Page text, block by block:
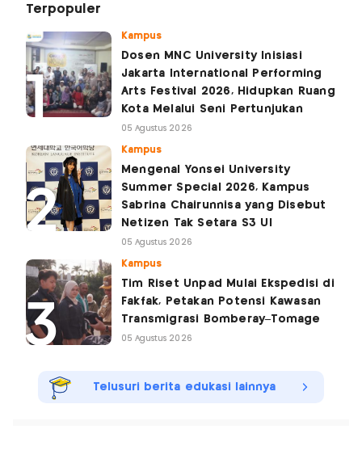
Terpopuler
Kampus
Dosen MNC University Inisiasi
Jakarta International Performing
Arts Festival 2026, Hidupkan Ruang
Kota Melalui Seni Pertunjukan
05 Agustus 2026
Kampus
Mengenal Yonsei University
Summer Special 2026, Kampus
Sabrina Chairunnisa yang Disebut
Netizen Tak Setara S3 UI
05 Agustus 2026
Kampus
Tim Riset Unpad Mulai Ekspedisi di
Fakfak, Petakan Potensi Kawasan
Transmigrasi Bomberay–Tomage
05 Agustus 2026
Telusuri berita edukasi lainnya